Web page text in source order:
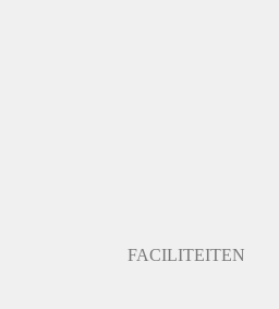
FACILITEITEN